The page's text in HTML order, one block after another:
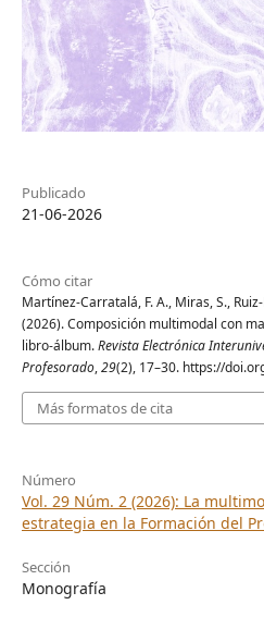
Publicado
21-06-2026
Cómo citar
Martínez-Carratalá, F. A., Miras, S.,
(2026). Composición multimodal con
libro-álbum.Revista Electrónica
Profesorado,29(2), 17–30. https://
Más formatos de cita
Número
Vol. 29 Núm. 2 (2026): La
estrategia en la Formación del
Sección
Monografía